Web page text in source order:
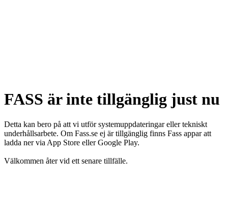
FASS är inte tillgänglig just nu
Detta kan bero på att vi utför systemuppdateringar eller tekniskt
underhållsarbete. Om Fass.se ej är tillgänglig finns Fass appar att
ladda ner via App Store eller Google Play.
Välkommen åter vid ett senare tillfälle.